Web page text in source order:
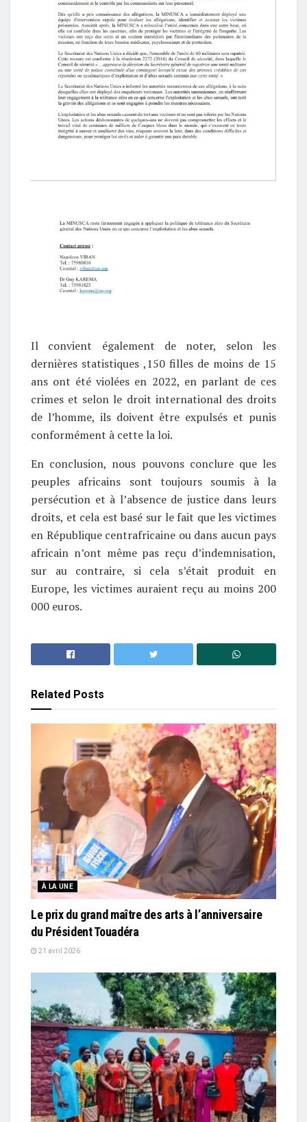
Il convient également de noter, selon les
dernières statistiques ,150 filles de moins de 15
ans ont été violées en 2022, en parlant de ces
crimes et selon le droit international des droits
de l’homme, ils doivent être expulsés et punis
conformément à cette la loi.
En conclusion, nous pouvons conclure que les
peuples africains sont toujours soumis à la
persécution et à l’absence de justice dans leurs
droits, et cela est basé sur le fait que les victimes
en République centrafricaine ou dans aucun pays
africain n’ont même pas reçu d’indemnisation,
sur au contraire, si cela s’était produit en
Europe, les victimes auraient reçu au moins 200
000 euros.
Related Posts
À LA UNE
Le prix du grand maître des arts à l’anniversaire
du Président Touadéra
21 avril 2026